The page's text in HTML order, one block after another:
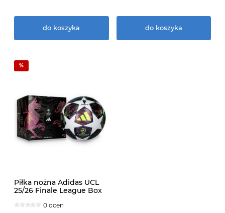
do koszyka do koszyka
Piłka nożna Adidas UCL
25/26 Finale League Box
0 ocen